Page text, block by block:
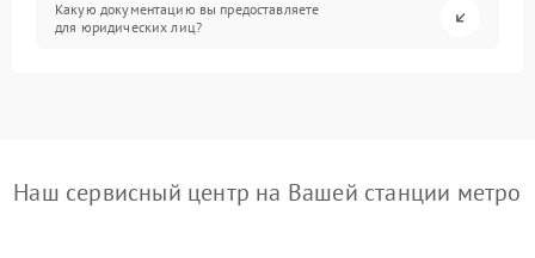
Какую документацию вы предоставляете
для юридических лиц?
Наш сервисный центр на Вашей станции метро